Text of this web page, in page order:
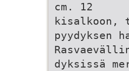
cm. 12
kisalkoon,
pyydyksen
dyksissä